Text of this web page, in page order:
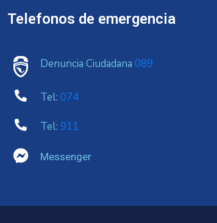
Telefonos de emergencia
Denuncia Ciudadana 089
Tel: 074
Tel: 911
Messenger